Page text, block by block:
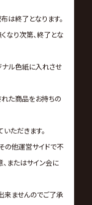
は終了となります。
なり次第、終了とな
ナル色紙に入れさせ
れた商品をお持ちの
ただきます。
の他運営サイドで不
またはサイン会に
来ませんのでご了承